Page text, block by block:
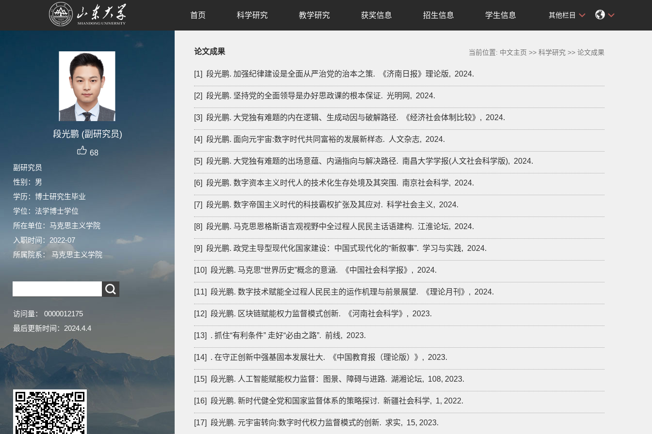
段光鹏 (副研究员)
68
副研究员
性别：男
学历：博士研究生毕业
学位：法学博士学位
所在单位：马克思主义学院
入职时间：2022-07
所属院系： 马克思主义学院
访问量： 0000012175
最后更新时间： 2024.4.4
首页 科学研究 教学研究 获奖信息 招生信息 学生信息 其他栏目
论文成果 当前位置: 中文主页 >>科学研究 >>论文成果
[1] 段光鹏. 加强纪律建设是全面从严治党的治本之策. 《济南日报》理论版, 2024.
[2] 段光鹏. 坚持党的全面领导是办好思政课的根本保证. 光明网, 2024.
[3] 段光鹏. 大党独有难题的内在逻辑、生成动因与破解路径. 《经济社会体制比较》, 2024.
[4] 段光鹏. 面向元宇宙:数字时代共同富裕的发展新样态. 人文杂志, 2024.
[5] 段光鹏. 大党独有难题的出场意蕴、内涵指向与解决路径. 南昌大学学报(人文社会科学版), 2024.
[6] 段光鹏. 数字资本主义时代人的技术化生存处境及其突围. 南京社会科学, 2024.
[7] 段光鹏. 数字帝国主义时代的科技霸权扩张及其应对. 科学社会主义, 2024.
[8] 段光鹏. 马克思恩格斯语言观视野中全过程人民民主话语建构. 江淮论坛, 2024.
[9] 段光鹏. 政党主导型现代化国家建设：中国式现代化的“新叙事”. 学习与实践, 2024.
[10] 段光鹏. 马克思“世界历史”概念的意涵. 《中国社会科学报》, 2024.
[11] 段光鹏. 数字技术赋能全过程人民民主的运作机理与前景展望. 《理论月刊》, 2024.
[12] 段光鹏. 区块链赋能权力监督模式创新. 《河南社会科学》, 2023.
[13] . 抓住“有利条件” 走好“必由之路”. 前线, 2023.
[14] . 在守正创新中强基固本发展壮大. 《中国教育报（理论版）》, 2023.
[15] 段光鹏. 人工智能赋能权力监督：图景、障碍与进路. 湖湘论坛, 108, 2023.
[16] 段光鹏. 新时代健全党和国家监督体系的策略探讨. 新疆社会科学, 1, 2022.
[17] 段光鹏. 元宇宙转向:数字时代权力监督模式的创新. 求实, 15, 2023.